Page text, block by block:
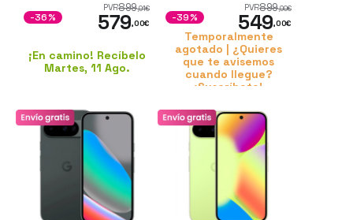
PVR899,01€
579,00€
-36%
¡En camino! Recíbelo
Martes, 11 Ago.
PVR899,00€
549,00€
-39%
Temporalmente
agotado | ¿Quieres
que te avisemos
cuando llegue?
¡Suscríbete!